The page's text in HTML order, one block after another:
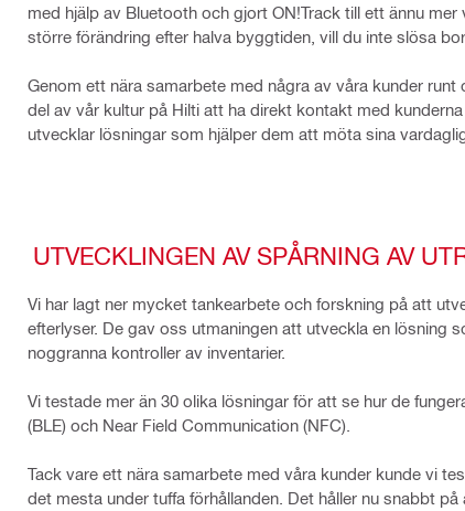
med hjälp av Bluetooth och gjort ON!Track till ett ännu
större förändring efter halva byggtiden, vill du inte slösa
Genom ett nära samarbete med några av våra kunder
del av vår kultur på Hilti att ha direkt kontakt med
utvecklar lösningar som hjälper dem att möta sina
UTVECKLINGEN AV SPÅRNING AV
Vi har lagt ner mycket tankearbete och forskning på att
efterlyser. De gav oss utmaningen att utveckla en lösning
noggranna kontroller av inventarier.
Vi testade mer än 30 olika lösningar för att se hur de
(BLE) och Near Field Communication (NFC).
Tack vare ett nära samarbete med våra kunder kunde vi
det mesta under tuffa förhållanden. Det håller nu snabbt